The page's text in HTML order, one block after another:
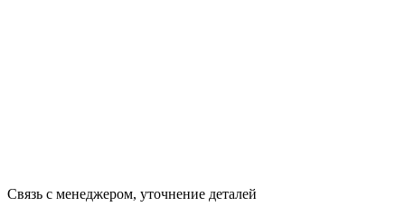
Связь с менеджером, уточнение деталей